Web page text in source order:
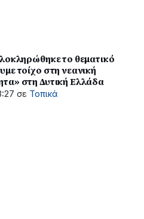
το θεματικό
τοίχο στη νεανική
στη Δυτική Ελλάδα
σε Τοπικά